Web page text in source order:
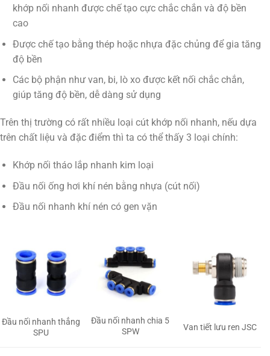
khớp nối nhanh được chế tạo cực chắc chắn và độ bền
cao
Được chế tạo bằng thép hoặc nhựa đặc chủng để gia tăng
độ bền
Các bộ phận như van, bi, lò xo được kết nối chắc chắn,
giúp tăng độ bền, dễ dàng sử dụng
Trên thị trường có rất nhiều loại cút khớp nối nhanh, nếu dựa
trên chất liệu và đặc điểm thì ta có thể thấy 3 loại chính:
Khớp nối tháo lắp nhanh kim loại
Đầu nối ống hơi khí nén bằng nhựa (cút nối)
Đầu nối nhanh khí nén có gen vặn
Đầu nối nhanh thẳng
SPU
Đầu nối nhanh chia 5
SPW
Van tiết lưu ren JSC